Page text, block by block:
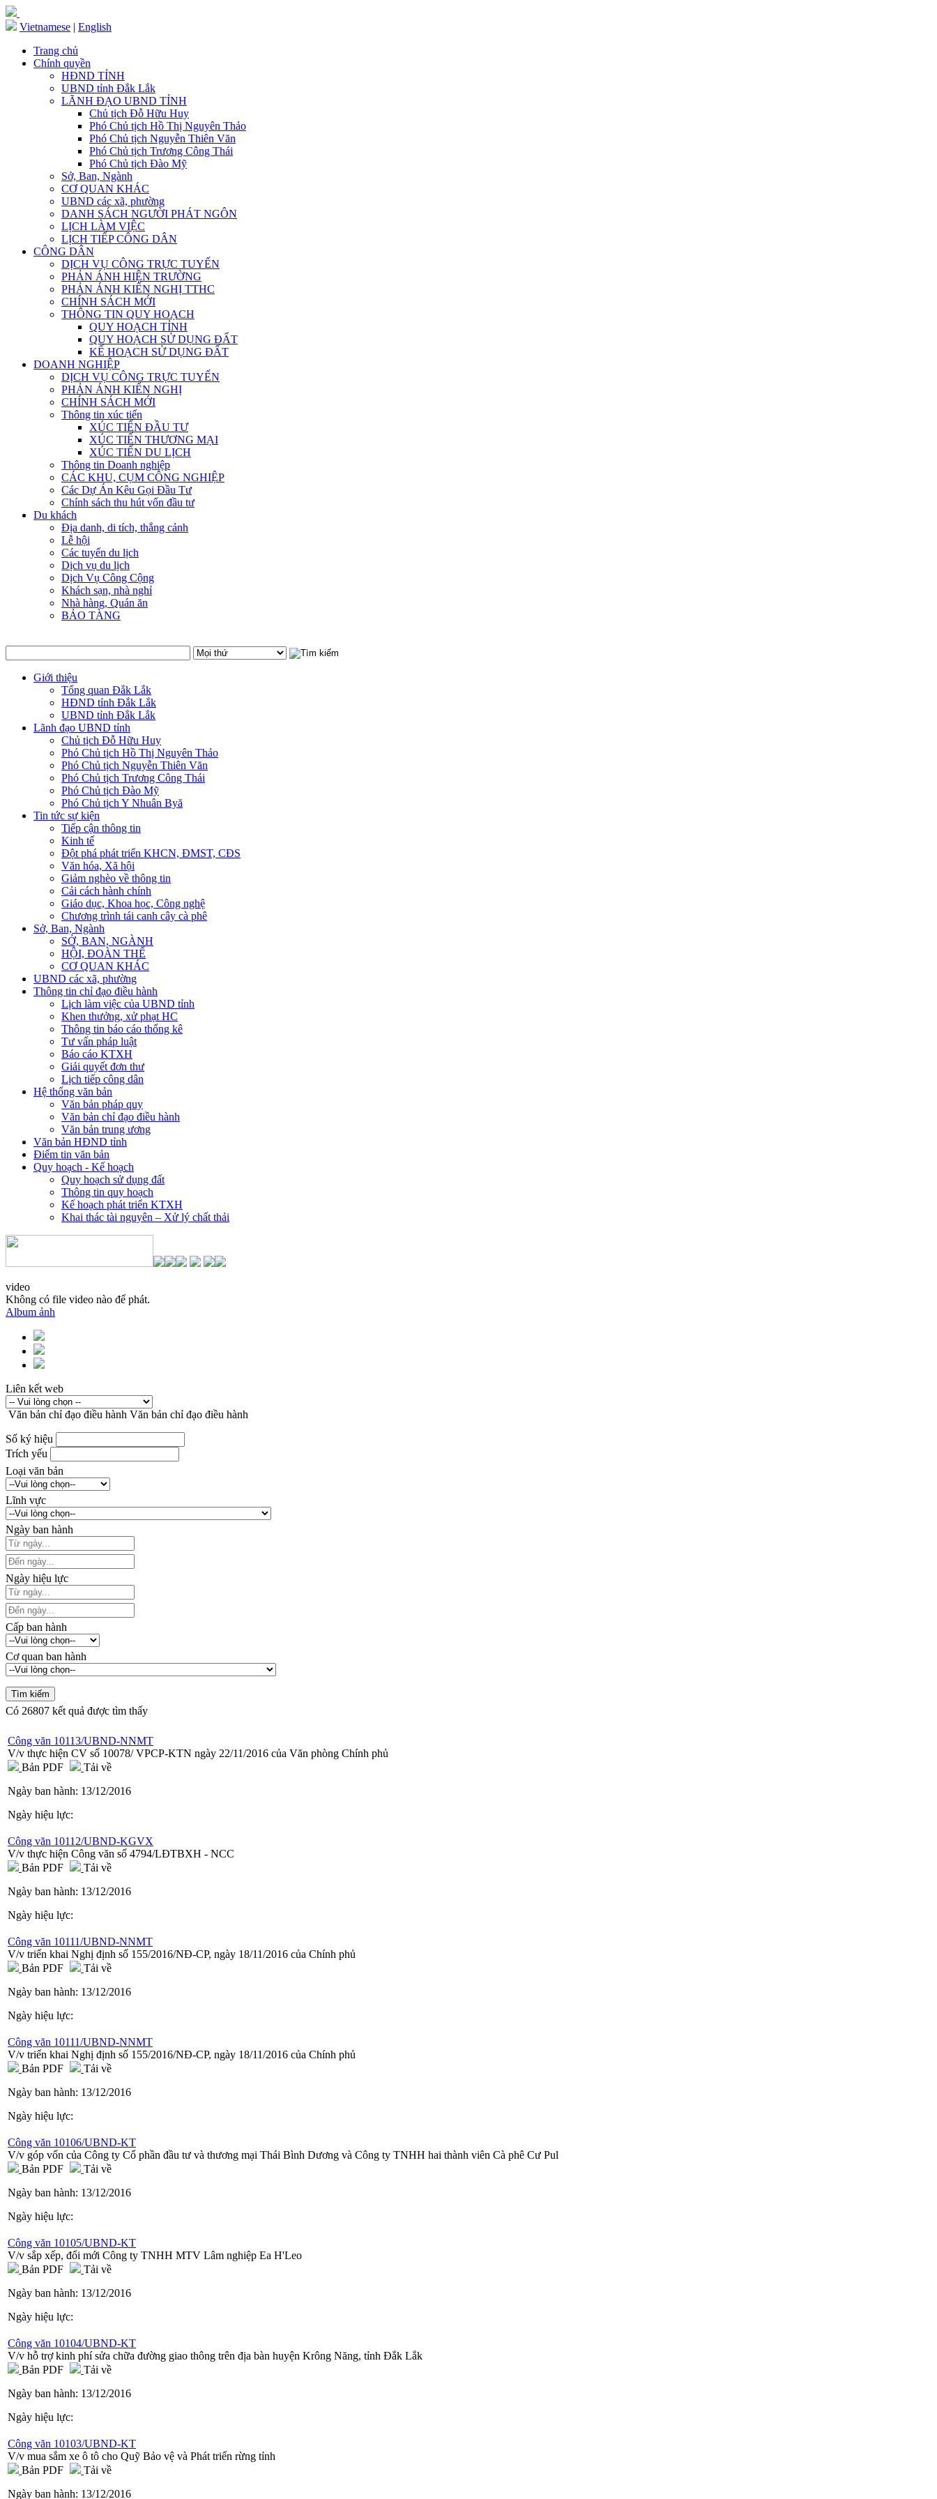
Vietnamese | English
Trang chủ
Chính quyền
HĐND TỈNH
UBND tỉnh Đắk Lắk
LÃNH ĐẠO UBND TỈNH
Chủ tịch Đỗ Hữu Huy
Phó Chủ tịch Hồ Thị Nguyên Thảo
Phó Chủ tịch Nguyễn Thiên Văn
Phó Chủ tịch Trương Công Thái
Phó Chủ tịch Đào Mỹ
Sở, Ban, Ngành
CƠ QUAN KHÁC
UBND các xã, phường
DANH SÁCH NGƯỜI PHÁT NGÔN
LỊCH LÀM VIỆC
LỊCH TIẾP CÔNG DÂN
CÔNG DÂN
DỊCH VỤ CÔNG TRỰC TUYẾN
PHẢN ÁNH HIỆN TRƯỜNG
PHẢN ÁNH KIẾN NGHỊ TTHC
CHÍNH SÁCH MỚI
THÔNG TIN QUY HOẠCH
QUY HOẠCH TỈNH
QUY HOẠCH SỬ DỤNG ĐẤT
KẾ HOẠCH SỬ DỤNG ĐẤT
DOANH NGHIỆP
DỊCH VỤ CÔNG TRỰC TUYẾN
PHẢN ÁNH KIẾN NGHỊ
CHÍNH SÁCH MỚI
Thông tin xúc tiến
XÚC TIẾN ĐẦU TƯ
XÚC TIẾN THƯƠNG MẠI
XÚC TIẾN DU LỊCH
Thông tin Doanh nghiệp
CÁC KHU, CỤM CÔNG NGHIỆP
Các Dự Án Kêu Gọi Đầu Tư
Chính sách thu hút vốn đầu tư
Du khách
Địa danh, di tích, thắng cảnh
Lễ hội
Các tuyến du lịch
Dịch vụ du lịch
Dịch Vụ Công Cộng
Khách sạn, nhà nghỉ
Nhà hàng, Quán ăn
BẢO TÀNG
Giới thiệu
Tổng quan Đắk Lắk
HĐND tỉnh Đắk Lắk
UBND tỉnh Đắk Lắk
Lãnh đạo UBND tỉnh
Chủ tịch Đỗ Hữu Huy
Phó Chủ tịch Hồ Thị Nguyên Thảo
Phó Chủ tịch Nguyễn Thiên Văn
Phó Chủ tịch Trương Công Thái
Phó Chủ tịch Đào Mỹ
Phó Chủ tịch Y Nhuân Byă
Tin tức sự kiện
Tiếp cận thông tin
Kinh tế
Đột phá phát triển KHCN, ĐMST, CĐS
Văn hóa, Xã hội
Giảm nghèo về thông tin
Cải cách hành chính
Giáo dục, Khoa học, Công nghệ
Chương trình tái canh cây cà phê
Sở, Ban, Ngành
SỞ, BAN, NGÀNH
HỘI, ĐOÀN THỂ
CƠ QUAN KHÁC
UBND các xã, phường
Thông tin chỉ đạo điều hành
Lịch làm việc của UBND tỉnh
Khen thưởng, xử phạt HC
Thông tin báo cáo thống kê
Tư vấn pháp luật
Báo cáo KTXH
Giải quyết đơn thư
Lịch tiếp công dân
Hệ thống văn bản
Văn bản pháp quy
Văn bản chỉ đạo điều hành
Văn bản trung ương
Văn bản HĐND tỉnh
Điểm tin văn bản
Quy hoạch - Kế hoạch
Quy hoạch sử dụng đất
Thông tin quy hoạch
Kế hoạch phát triển KTXH
Khai thác tài nguyên – Xử lý chất thải
video
Không có file video nào để phát.
Album ảnh
Liên kết web
Văn bản chỉ đạo điều hành Văn bản chỉ đạo điều hành
Số ký hiệu
Trích yếu
Loại văn bản
Lĩnh vực
Ngày ban hành
Ngày hiệu lực
Cấp ban hành
Cơ quan ban hành
Có 26807 kết quả được tìm thấy
Công văn 10113/UBND-NNMT
V/v thực hiện CV số 10078/ VPCP-KTN ngày 22/11/2016 của Văn phòng Chính phủ
Bản PDF
Tải về
Ngày ban hành: 13/12/2016
Ngày hiệu lực:
Công văn 10112/UBND-KGVX
V/v thực hiện Công văn số 4794/LĐTBXH - NCC
Bản PDF
Tải về
Ngày ban hành: 13/12/2016
Ngày hiệu lực:
Công văn 10111/UBND-NNMT
V/v triển khai Nghị định số 155/2016/NĐ-CP, ngày 18/11/2016 của Chính phủ
Bản PDF
Tải về
Ngày ban hành: 13/12/2016
Ngày hiệu lực:
Công văn 10111/UBND-NNMT
V/v triển khai Nghị định số 155/2016/NĐ-CP, ngày 18/11/2016 của Chính phủ
Bản PDF
Tải về
Ngày ban hành: 13/12/2016
Ngày hiệu lực:
Công văn 10106/UBND-KT
V/v góp vốn của Công ty Cổ phần đầu tư và thương mại Thái Bình Dương và Công ty TNHH hai thành viên Cà phê Cư Pul
Bản PDF
Tải về
Ngày ban hành: 13/12/2016
Ngày hiệu lực:
Công văn 10105/UBND-KT
V/v sắp xếp, đổi mới Công ty TNHH MTV Lâm nghiệp Ea H'Leo
Bản PDF
Tải về
Ngày ban hành: 13/12/2016
Ngày hiệu lực:
Công văn 10104/UBND-KT
V/v hỗ trợ kinh phí sửa chữa đường giao thông trên địa bàn huyện Krông Năng, tỉnh Đắk Lắk
Bản PDF
Tải về
Ngày ban hành: 13/12/2016
Ngày hiệu lực:
Công văn 10103/UBND-KT
V/v mua sắm xe ô tô cho Quỹ Bảo vệ và Phát triển rừng tỉnh
Bản PDF
Tải về
Ngày ban hành: 13/12/2016